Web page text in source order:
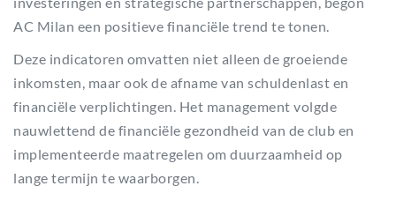
AC Milan een positieve financiële trend te tonen.
Deze indicatoren omvatten niet alleen de groeiende
inkomsten, maar ook de afname van schuldenlast en
financiële verplichtingen. Het management volgde
nauwlettend de financiële gezondheid van de club en
implementeerde maatregelen om duurzaamheid op
lange termijn te waarborgen.